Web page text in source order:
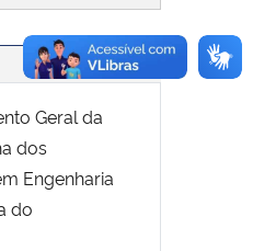
Geral da
dos
Engenharia
do